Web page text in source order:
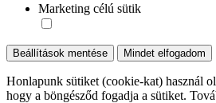
Marketing célú sütik
Beállítások mentése Mindet elfogadom
Honlapunk sütiket (cookie-kat) használ
hogy a böngésződ fogadja a sütiket.